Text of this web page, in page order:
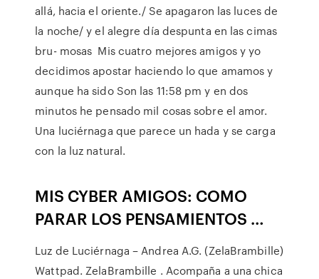
allá, hacia el oriente./ Se apagaron las luces de
la noche/ y el alegre día despunta en las cimas
bru- mosas Mis cuatro mejores amigos y yo
decidimos apostar haciendo lo que amamos y
aunque ha sido Son las 11:58 pm y en dos
minutos he pensado mil cosas sobre el amor.
Una luciérnaga que parece un hada y se carga
con la luz natural.
MIS CYBER AMIGOS: COMO
PARAR LOS PENSAMIENTOS …
Luz de Luciérnaga – Andrea A.G. (ZelaBrambille)
Wattpad. ZelaBrambille . Acompaña a una chica